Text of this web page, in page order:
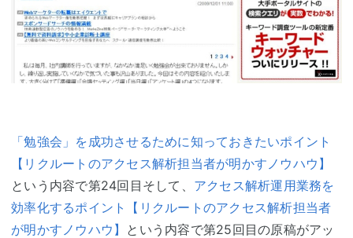
「勉強会」を成功させるために知っておきたいポイント
【リクルートのアクセス解析担当者が明かすノウハウ】
という内容で第24回目そして、 アクセス解析運用業務を
効率化するポイント【リクルートのアクセス解析担当者
が明かすノウハウ】 という内容で第25回目の原稿がアッ